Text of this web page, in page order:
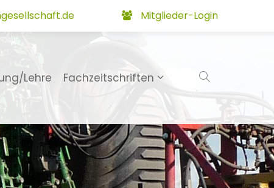
Mitglieder-Login
Lehre Fachzeitschriften